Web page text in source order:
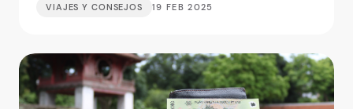
VIAJES Y CONSEJOS 19 FEB 2025